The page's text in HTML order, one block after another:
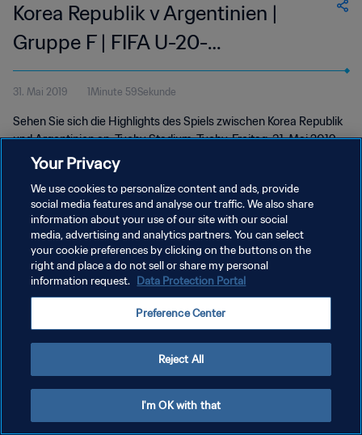
Korea Republik v Argentinien |
Gruppe F | FIFA U-20-
Weltmeisterschaft Polen 2019™ |
Highlights
31. Mai 2019 1Minute 59Sekunde
Sehen Sie sich die Highlights des Spiels zwischen Korea Republik
und Argentinien an. Tychy Stadium, Tychy, Freitag, 31. Mai 2019.
DATENSCHUTZ
NUTZUNGSBEDINGUNGEN
COOKIE-EINSTELLUNGEN VERWALTEN
Your Privacy
We use cookies to personalize content and ads, provide
social media features and analyse our traffic. We also share
information about your use of our site with our social
media, advertising and analytics partners. You can select
your cookie preferences by clicking on the buttons on the
right and place a do not sell or share my personal
information request. Data Protection Portal
Preference Center
Reject All
I'm OK with that